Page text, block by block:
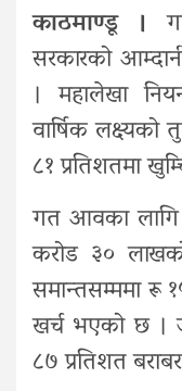
काठमाण्डू ।
सरकारको
। महालेखा
वार्षिक
८१ प्रतिशतमा
गत आवका लागि
करोड ३०
समान्तसम्ममा रू
खर्च भएको छ ।
८७ प्रतिशत